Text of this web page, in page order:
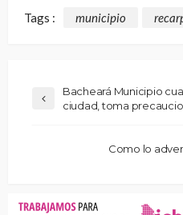
Tags : municipio
Bacheará Municipio
ciudad, toma
Como lo